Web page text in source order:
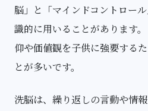
脳」と「マインドコントロー
識的に用いることがあります
仰や価値観を子供に強要する
とが多いです。
洗脳は、繰り返しの言動や情